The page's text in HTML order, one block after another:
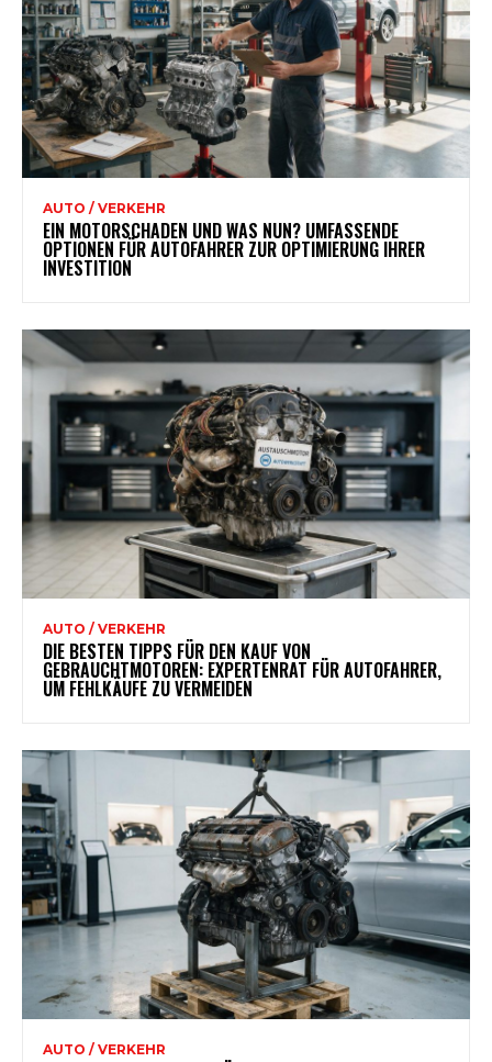
AUTO / VERKEHR
EIN MOTORSCHADEN UND WAS NUN? UMFASSENDE
OPTIONEN FÜR AUTOFAHRER ZUR OPTIMIERUNG IHRER
INVESTITION
AUTO / VERKEHR
DIE BESTEN TIPPS FÜR DEN KAUF VON
GEBRAUCHTMOTOREN: EXPERTENRAT FÜR AUTOFAHRER,
UM FEHLKÄUFE ZU VERMEIDEN
AUTO / VERKEHR